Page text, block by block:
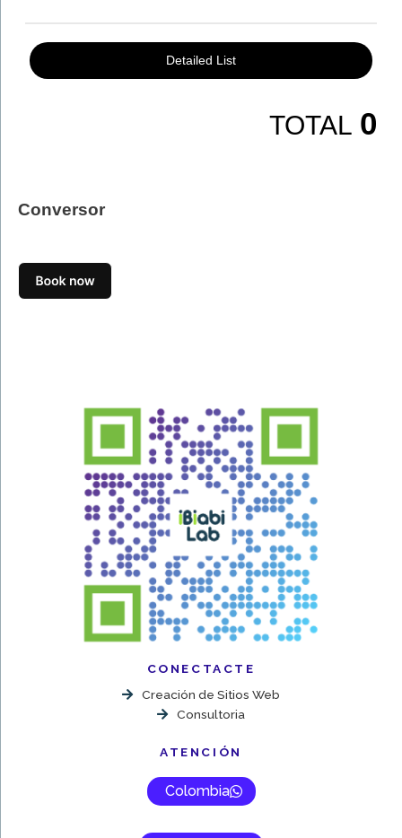
Detailed List
TOTAL 0
Conversor
CONECTACTE
Creación de Sitios Web
Consultoria
ATENCIÓN
Colombia